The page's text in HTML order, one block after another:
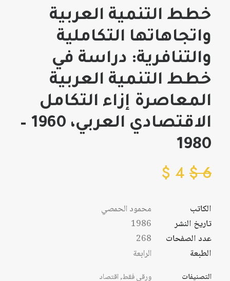
خطط التنمية العربية
واتجاهاتها التكاملية
والتنافرية: دراسة في
خطط التنمية العربية
المعاصرة إزاء التكامل
الاقتصادي العربي، 1960 –
1980
6
$
4
$
الكاتب
محمود الحمصي
تاريخ النشر
1986
عدد الصفحات
268
الطبعة
الرابعة
التصنيفات ورقي فقط,اقتصاد